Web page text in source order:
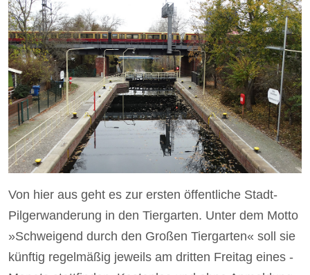
Von hier aus geht es zur ersten öffentliche Stadt-
Pilgerwanderung in den Tiergarten. Unter dem Motto
»Schweigend durch den Großen Tiergarten« soll sie
künftig regel­mäßig jeweils am dritten Freitag eines ­